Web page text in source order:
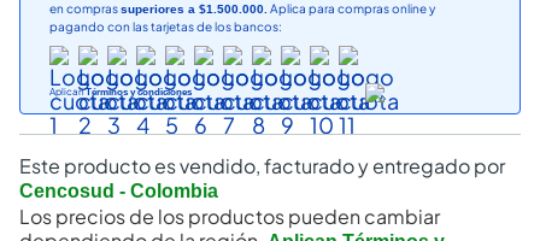
en comprassuperiores a $1.500.000. Aplica para compras online y
pagando con las tarjetas de los bancos:
AplicanTérminos y condiciones
Este producto es vendido, facturado y entregado por
Cencosud - Colombia
Los precios de los productos pueden cambiar